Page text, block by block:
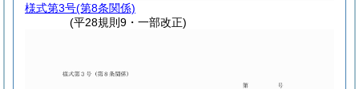
様式第3号(第8条関係)
(平28規則9・一部改正)